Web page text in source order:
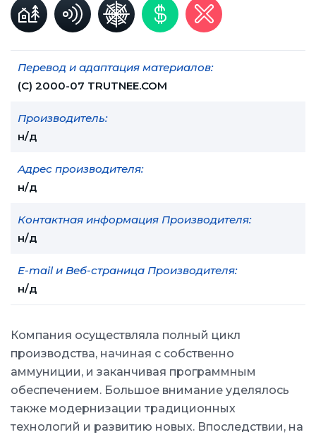
Перевод и адаптация материалов:
(С) 2000-07 TRUTNEE.COM
Производитель:
н/д
Адрес производителя:
н/д
Контактная информация Производителя:
н/д
E-mail и Веб-страница Производителя:
н/д
Компания осуществляла полный цикл
производства, начиная с собственно
аммуниции, и заканчивая программным
обеспечением. Большое внимание уделялось
также модернизации традиционных
технологий и развитию новых. Впоследствии, на